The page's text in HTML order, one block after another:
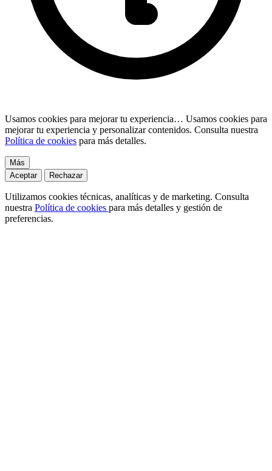
Usamos cookies para mejorar tu experiencia… Usamos cookies para
mejorar tu experiencia y personalizar contenidos. Consulta nuestra
Política de cookies para más detalles.
Más
Aceptar
Rechazar
Utilizamos cookies técnicas, analíticas y de marketing. Consulta
nuestra Política de cookies para más detalles y gestión de
preferencias.